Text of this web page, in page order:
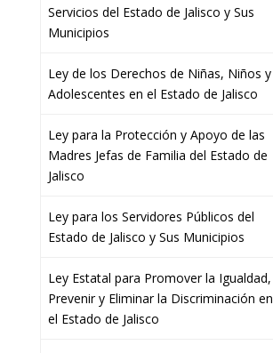
Servicios del Estado de Jalisco y Sus
Municipios
Ley de los Derechos de Niñas, Niños y
Adolescentes en el Estado de Jalisco
Ley para la Protección y Apoyo de las
Madres Jefas de Familia del Estado de
Jalisco
Ley para los Servidores Públicos del
Estado de Jalisco y Sus Municipios
Ley Estatal para Promover la Igualdad,
Prevenir y Eliminar la Discriminación en
el Estado de Jalisco